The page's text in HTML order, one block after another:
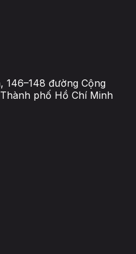
146–148 đường Cộng
phố Hồ Chí Minh